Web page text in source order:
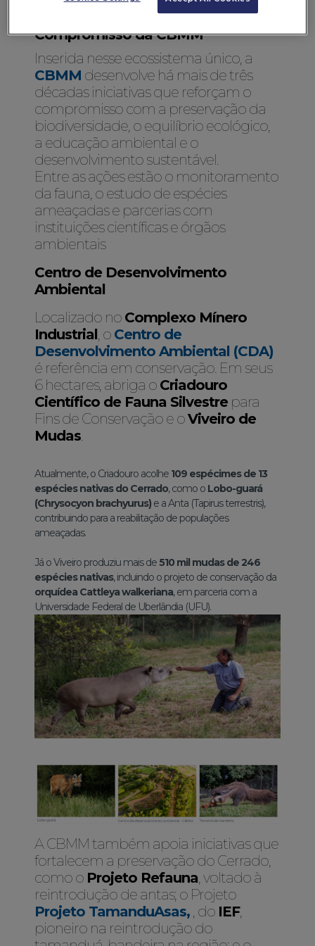
Compromisso da CBMM
Inserida nesse ecossistema único, a
CBMM desenvolve há mais de três
décadas iniciativas que reforçam o
compromisso com a preservação da
biodiversidade, o equilíbrio ecológico,
a educação ambiental e o
desenvolvimento sustentável.
Entre as ações estão o monitoramento
da fauna, o estudo de espécies
ameaçadas e parcerias com
instituições científicas e órgãos
ambientais
Centro de Desenvolvimento
Ambiental
Localizado no Complexo Mínero
Industrial, o Centro de
Desenvolvimento Ambiental (CDA)
é referência em conservação. Em seus
6 hectares, abriga o Criadouro
Científico de Fauna Silvestre para
Fins de Conservação e oViveiro de
Mudas.
Atualmente, o Criadouro acolhe 109 espécimes de 13
espécies nativas do Cerrado, como o Lobo-guará
(Chrysocyon brachyurus) e a Anta (Tapirus terrestris),
contribuindo para a reabilitação de populações
ameaçadas.
Já o Viveiro produziu mais de510 mil mudas de 246
espécies nativas, incluindo o projeto de conservação da
orquídea Cattleya walkeriana, em parceria com a
Universidade Federal de Uberlândia (UFU).
A CBMM também apoia iniciativas que
fortalecem a preservação do Cerrado,
como o Projeto Refauna, voltado à
reintrodução de antas; o Projeto
Projeto TamanduAsas, , do IEF,
pioneiro na reintrodução do